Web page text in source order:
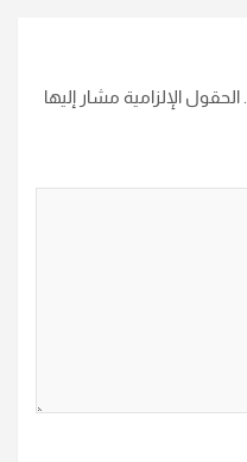
الحقول الإلزامية مشار إليها